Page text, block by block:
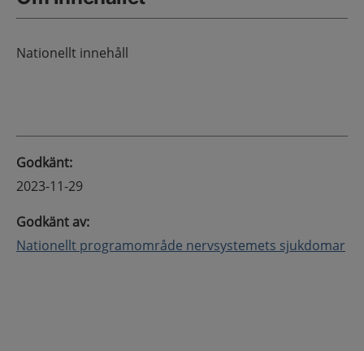
Nationellt innehåll
Godkänt:
2023-11-29
Godkänt av:
Nationellt programområde nervsystemets sjukdomar